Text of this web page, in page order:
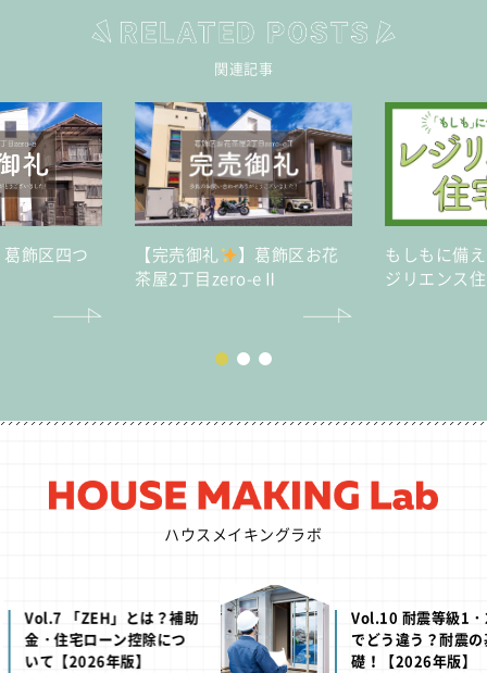
関連記事
葛飾区四つ 【完売御礼
】葛飾区お花
茶屋2丁目zero-eⅡ
もしもに備
ジリエンス
ハウスメイキングラボ
？補助
除につ
Vol.10 耐震等級1・2・3
でどう違う？耐震の基
礎！【2026年版】